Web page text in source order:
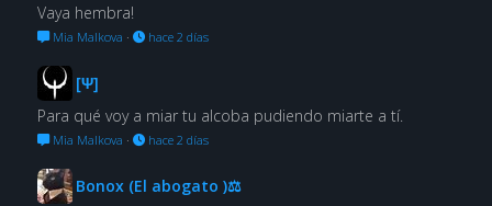
Vaya hembra!
Mia Malkova · hace 2 días
[Ψ]
Para qué voy a miar tu alcoba pudiendo miarte a tí.
Mia Malkova · hace 2 días
Bonox (El abogato )⚖